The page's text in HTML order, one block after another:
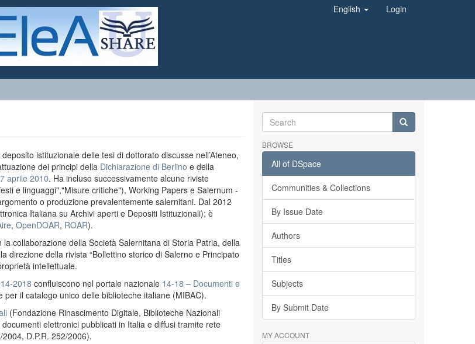
English Login
istituzionale delle tesi di dottorato discusse nell’Ateneo,
dei principi della Dichiarazione di Berlino e della
aprile 2010. Ha incluso successivamente alcune riviste
e linguaggi","Misure critiche"), Working Papers e Salernum -
o produzione prevalentemente salernitani. Dal 2012
Italiana su Archivi aperti e Depositi Istituzionali); è
, OpenDOAR, ROAR).
la collaborazione della Società Salernitana di Storia Patria, della
direzione della rivista “Bollettino storico di Salerno e Principato
intellettuale.
2018 confluiscono nel portale nazionale 14-18 – Documenti e
per il catalogo unico delle biblioteche italiane (MIBAC).
(Fondazione Rinascimento Digitale, Biblioteche Nazionali
elettronici pubblicati in Italia e diffusi tramite rete
D.P.R. 252/2006).
BROWSE
All of DSpace
Communities & Collections
By Issue Date
Authors
Titles
Subjects
By Submit Date
MY ACCOUNT